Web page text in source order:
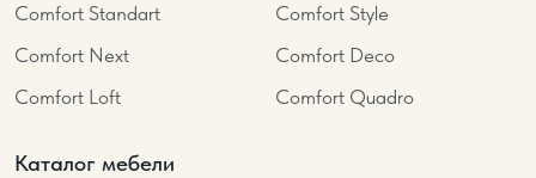
Comfort Standart
Comfort Style
Comfort Next
Comfort Deco
Comfort Loft
Comfort Quadro
Каталог мебели